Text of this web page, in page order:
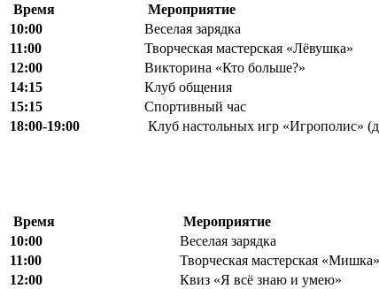
Время Мероприятие
10:00
Веселая зарядка
11:00
Творческая мастерская «Лёвушка»
12:00 Викторина «Кто больше?»
14:15
Клуб общения
15:15 Спортивный час
18:00-19:00 Клуб настольных игр «Игрополис»
Время Мероприятие
10:00
Веселая зарядка
11:00
Творческая мастерская «Мишка»
12:00 Квиз «Я всё знаю и умею»